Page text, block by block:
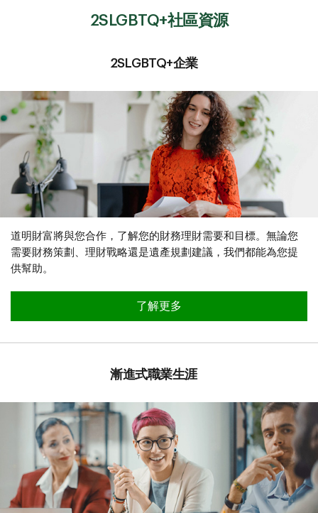
2SLGBTQ+社區資源
2SLGBTQ+企業
道明財富將與您合作，了解您的財務理財需要和目標。無論您
需要財務策劃、理財戰略還是遺產規劃建議，我們都能為您提
供幫助。
關於2slbgtq+企業
了解更多
漸進式職業生涯